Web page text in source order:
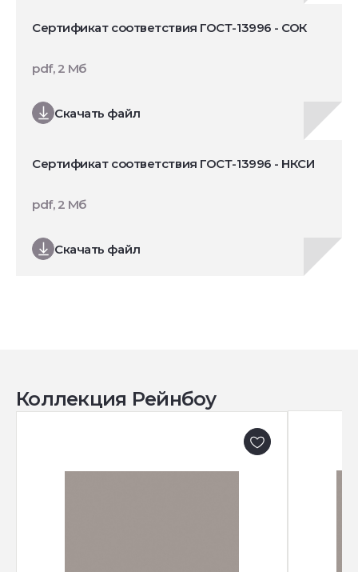
Сертификат соответствия ГОСТ-13996 - СОК
Скачать файл
pdf, 2 Мб
Сертификат соответствия ГОСТ-13996 - НКСИ
Скачать файл
pdf, 2 Мб
Коллекция Рейнбоу